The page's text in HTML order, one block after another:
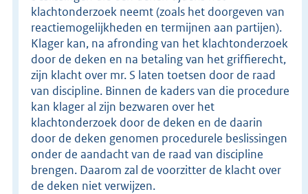
klachtonderzoek neemt (zoals het doorgeven van
reactiemogelijkheden en termijnen aan partijen).
Klager kan, na afronding van het klachtonderzoek
door de deken en na betaling van het griffierecht,
zijn klacht over mr. S laten toetsen door de raad
van discipline. Binnen de kaders van die procedure
kan klager al zijn bezwaren over het
klachtonderzoek door de deken en de daarin
door de deken genomen procedurele beslissingen
onder de aandacht van de raad van discipline
brengen. Daarom zal de voorzitter de klacht over
de deken niet verwijzen.